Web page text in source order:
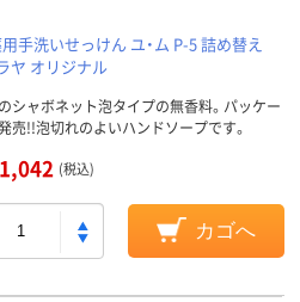
手洗いせっけん ユ・ム P-5 詰め替え
ヤ オリジナル
シャボネット泡タイプの無香料。パッケー
売!!泡切れのよいハンドソープです。
(税込)
カゴへ